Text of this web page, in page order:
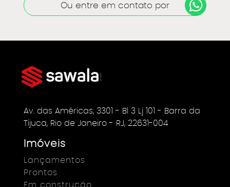
Ou entre em contato por
Av. das Américas, 3301 - Bl 3 Lj 101 - Barra da
Tijuca, Rio de Janeiro - RJ, 22631-004
Imóveis
Lançamentos
Prontos
Em construção